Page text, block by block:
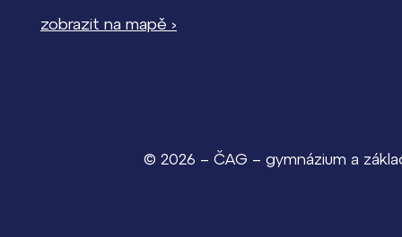
zobrazit na mapě ›
© 2026 – ČAG – gymnázium a